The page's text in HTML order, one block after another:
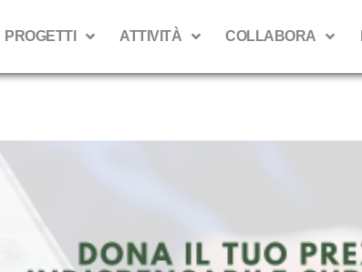
PROGETTI ATTIVITÀ COLLABORA